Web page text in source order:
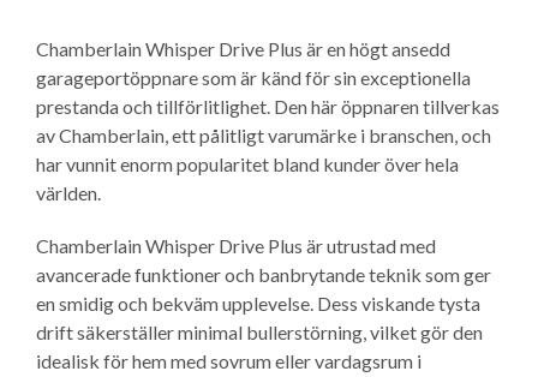
Chamberlain Whisper Drive Plus är en högt ansedd
garageportöppnare som är känd för sin exceptionella
prestanda och tillförlitlighet. Den här öppnaren tillverkas
av Chamberlain, ett pålitligt varumärke i branschen, och
har vunnit enorm popularitet bland kunder över hela
världen.
Chamberlain Whisper Drive Plus är utrustad med
avancerade funktioner och banbrytande teknik som ger
en smidig och bekväm upplevelse. Dess viskande tysta
drift säkerställer minimal bullerstörning, vilket gör den
idealisk för hem med sovrum eller vardagsrum i